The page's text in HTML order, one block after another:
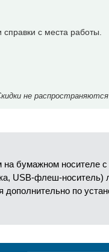
с места работы.
не
бумажном носителе
USB-флеш-носитель)
дополнительно по